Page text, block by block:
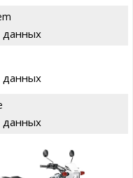
данных
данных
данных